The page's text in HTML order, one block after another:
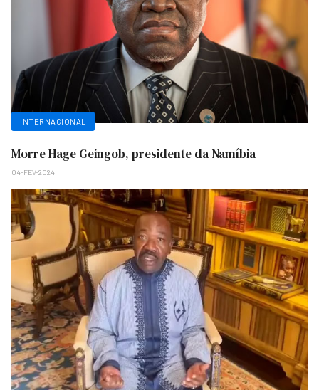
INTERNACIONAL
Morre Hage Geingob, presidente da Namíbia
04-FEV-2024